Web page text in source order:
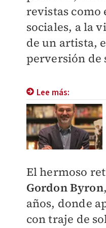
revistas como
sociales, a la
de un artista,
perversión de
Lee más:
El hermoso
Gordon Byron
años, donde
con traje de